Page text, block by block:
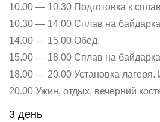
10.00 — 10.30 Подготовка к
10.30 — 14.00 Сплав на
14.00 — 15.00 Обед.
15.00 — 18.00 Сплав на
18.00 — 20.00 Установка лагеря.
20.00 Ужин, отдых, вечерний
3 день